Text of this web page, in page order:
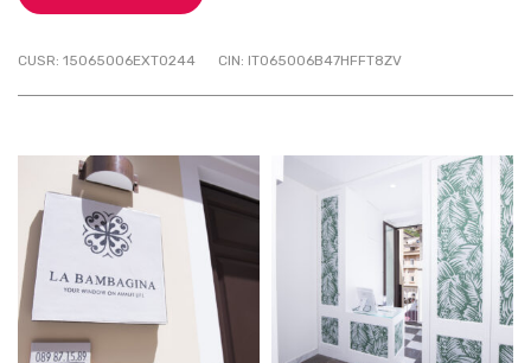
CUSR: 15065006EXT0244 CIN: IT065006B47HFFT8ZV